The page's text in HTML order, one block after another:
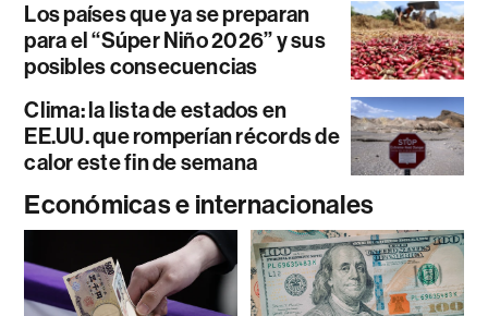
Los países que ya se preparan
para el “Súper Niño 2026” y sus
posibles consecuencias
Clima: la lista de estados en
EE.UU. que romperían récords de
calor este fin de semana
Económicas e internacionales